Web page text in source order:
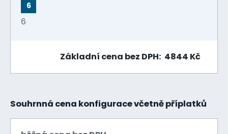
6
6
Základní cena bez DPH: 4844 Kč
Souhrnná cena konfigurace včetně příplatků